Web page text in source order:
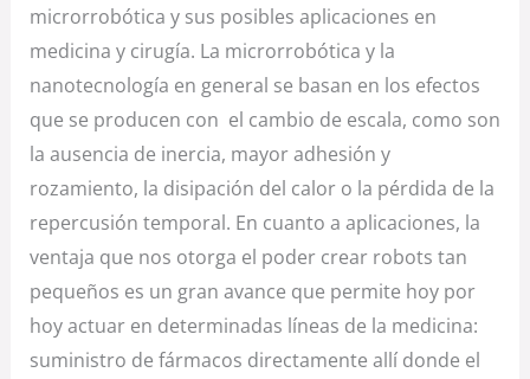
microrrobótica y sus posibles aplicaciones en
medicina y cirugía. La microrrobótica y la
nanotecnología en general se basan en los efectos
que se producen con el cambio de escala, como son
la ausencia de inercia, mayor adhesión y
rozamiento, la disipación del calor o la pérdida de la
repercusión temporal. En cuanto a aplicaciones, la
ventaja que nos otorga el poder crear robots tan
pequeños es un gran avance que permite hoy por
hoy actuar en determinadas líneas de la medicina:
suministro de fármacos directamente allí donde el